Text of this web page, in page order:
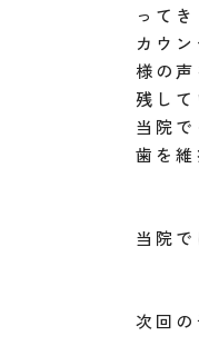
ってき
カウ
様の
残し
当院
歯を維
当院
次回